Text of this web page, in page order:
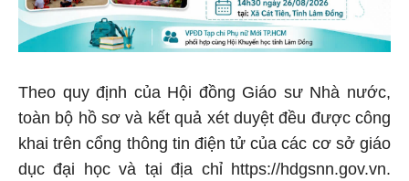
Theo quy định của Hội đồng Giáo sư Nhà nước,
toàn bộ hồ sơ và kết quả xét duyệt đều được công
khai trên cổng thông tin điện tử của các cơ sở giáo
dục đại học và tại địa chỉ https://hdgsnn.gov.vn.